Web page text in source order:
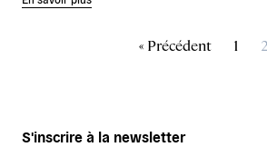
« Précédent 1 2
S'inscrire à la newsletter